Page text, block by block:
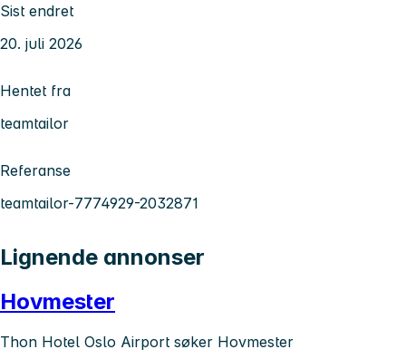
Sist endret
20. juli 2026
Hentet fra
teamtailor
Referanse
teamtailor-7774929-2032871
Lignende annonser
Hovmester
Thon Hotel Oslo Airport søker Hovmester